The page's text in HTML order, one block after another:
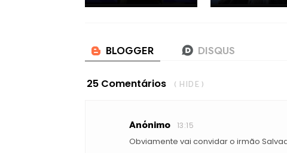
25 Comentários ( HIDE )
Anónimo 13:15
Obviamente vai convidar o irmão